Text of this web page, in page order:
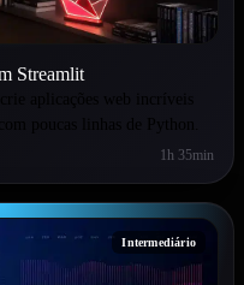
Streamlit
aplicações web incríveis
poucas linhas de Python.
1h 35min
Intermediário